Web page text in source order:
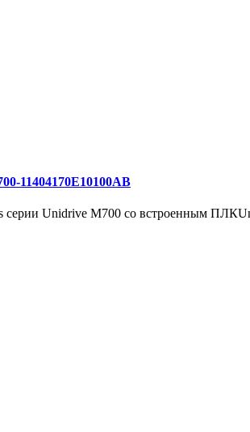
11404170E10100AВ
серии Unidrive M700 со встроенным